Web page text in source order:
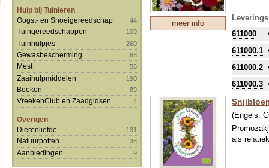
Hulp bij Tuinieren
Oogst- en Snoeigereedschap
44
Tuingereedschappen 109
Tuinhulpjes 260
Gewasbescherming 68
Mest 56
Zaaihulpmiddelen 190
Boeken 89
VreekenClub en Zaadgidsen 4
Overigen
Dierenliefde
131
Natuurpotten 38
Aanbiedingen 9
meer info
611000
611000.1
611000.2
611000.3
(Engels:
als